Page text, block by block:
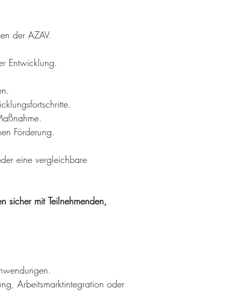
der AZAV.
Entwicklung.
Förderung.
eine vergleichbare
sicher mit Teilnehmenden,
Arbeitsmarktintegration oder